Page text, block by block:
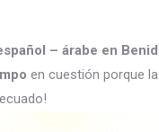
– árabe en
en cuestión porque